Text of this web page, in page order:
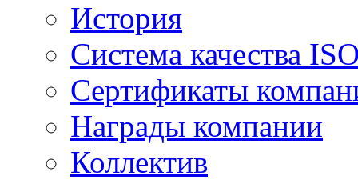
История
Система качества
Сертификаты
Награды компании
Коллектив